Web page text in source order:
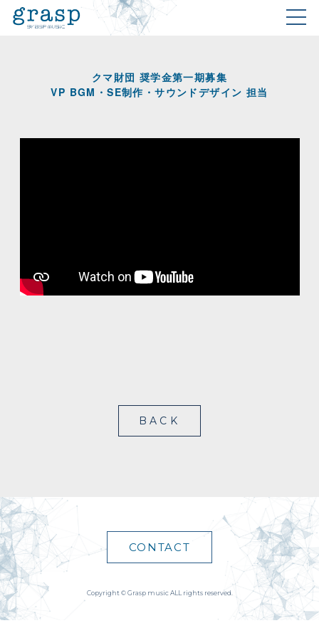
クマ財団 奨学金第一期募集
VP BGM・SE制作・サウンドデザイン 担当
BACK
CONTACT
Copyright © Grasp music ALL rights reserved.